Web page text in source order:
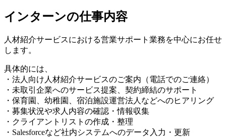
インターンの仕事内容
人材紹介サービスにおける営業サポート業務を中心にお任せ
します。
具体的には、
・法人向け人材紹介サービスのご案内（電話でのご連絡）
・未取引企業へのサービス提案、契約締結のサポート
・保育園、幼稚園、宿泊施設運営法人などへのヒアリング
・募集状況や求人内容の確認・情報収集
・クライアントリストの作成・整理
・Salesforceなど社内システムへのデータ入力・更新